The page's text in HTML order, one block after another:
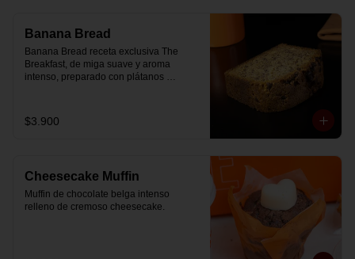
Banana Bread
Banana Bread receta exclusiva The
Breakfast, de miga suave y aroma
intenso, preparado con plátanos
$3.900
Cheesecake Muffin
Muffin de chocolate belga intenso
relleno de cremoso cheesecake.